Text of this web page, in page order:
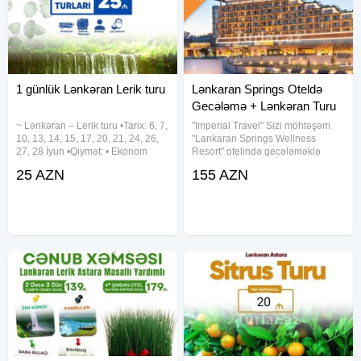
1 günlük Lənkəran Lerik turu
~ Lənkəran – Lerik turu •Tarix: 6, 7,
10, 13, 14, 15, 17, 20, 21, 24, 26,
27, 28 İyun •Qiymət: • Ekonom
29 azn (səhər yeməyi daxil)
25 AZN
Lənkaran Springs Oteldə
Gecələmə + Lənkəran Turu
"Imperial Travel" Sizi möhtəşəm
"Lankaran Springs Wellness
Resort" otelində gecələməklə
Tarixlər: 30 - 31 may, 06 - 07 iyun,
155 AZN